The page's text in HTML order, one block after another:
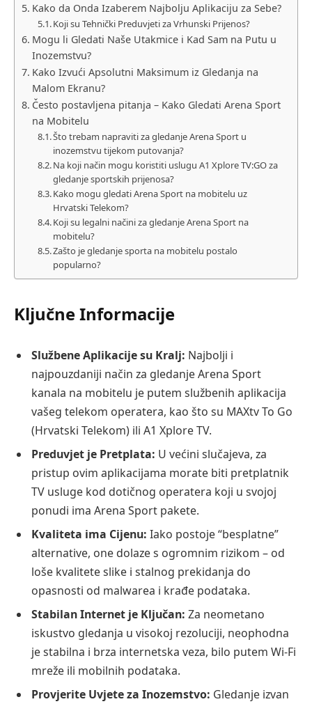
Kako da Onda Izaberem Najbolju Aplikaciju za Sebe?
Koji su Tehnički Preduvjeti za Vrhunski Prijenos?
Mogu li Gledati Naše Utakmice i Kad Sam na Putu u
Inozemstvu?
Kako Izvući Apsolutni Maksimum iz Gledanja na
Malom Ekranu?
Često postavljena pitanja – Kako Gledati Arena Sport
na Mobitelu
Što trebam napraviti za gledanje Arena Sport u
inozemstvu tijekom putovanja?
Na koji način mogu koristiti uslugu A1 Xplore TV:GO za
gledanje sportskih prijenosa?
Kako mogu gledati Arena Sport na mobitelu uz
Hrvatski Telekom?
Koji su legalni načini za gledanje Arena Sport na
mobitelu?
Zašto je gledanje sporta na mobitelu postalo
popularno?
Ključne Informacije
Službene Aplikacije su Kralj: Najbolji i
najpouzdaniji način za gledanje Arena Sport
kanala na mobitelu je putem službenih aplikacija
vašeg telekom operatera, kao što su MAXtv To Go
(Hrvatski Telekom) ili A1 Xplore TV.
Preduvjet je Pretplata: U većini slučajeva, za
pristup ovim aplikacijama morate biti pretplatnik
TV usluge kod dotičnog operatera koji u svojoj
ponudi ima Arena Sport pakete.
Kvaliteta ima Cijenu: Iako postoje “besplatne”
alternative, one dolaze s ogromnim rizikom – od
loše kvalitete slike i stalnog prekidanja do
opasnosti od malwarea i krađe podataka.
Stabilan Internet je Ključan: Za neometano
iskustvo gledanja u visokoj rezoluciji, neophodna
je stabilna i brza internetska veza, bilo putem Wi-Fi
mreže ili mobilnih podataka.
Provjerite Uvjete za Inozemstvo: Gledanje izvan